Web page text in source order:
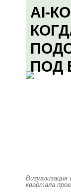
AI-
ПОД
Визуализация
квартала